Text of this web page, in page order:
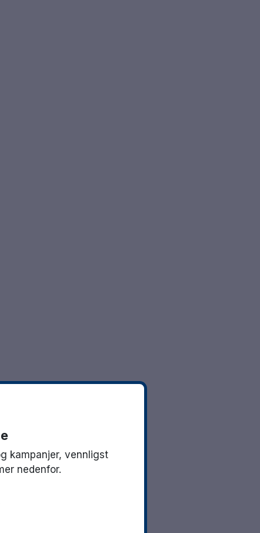
kampanjer, vennligst
nedenfor.